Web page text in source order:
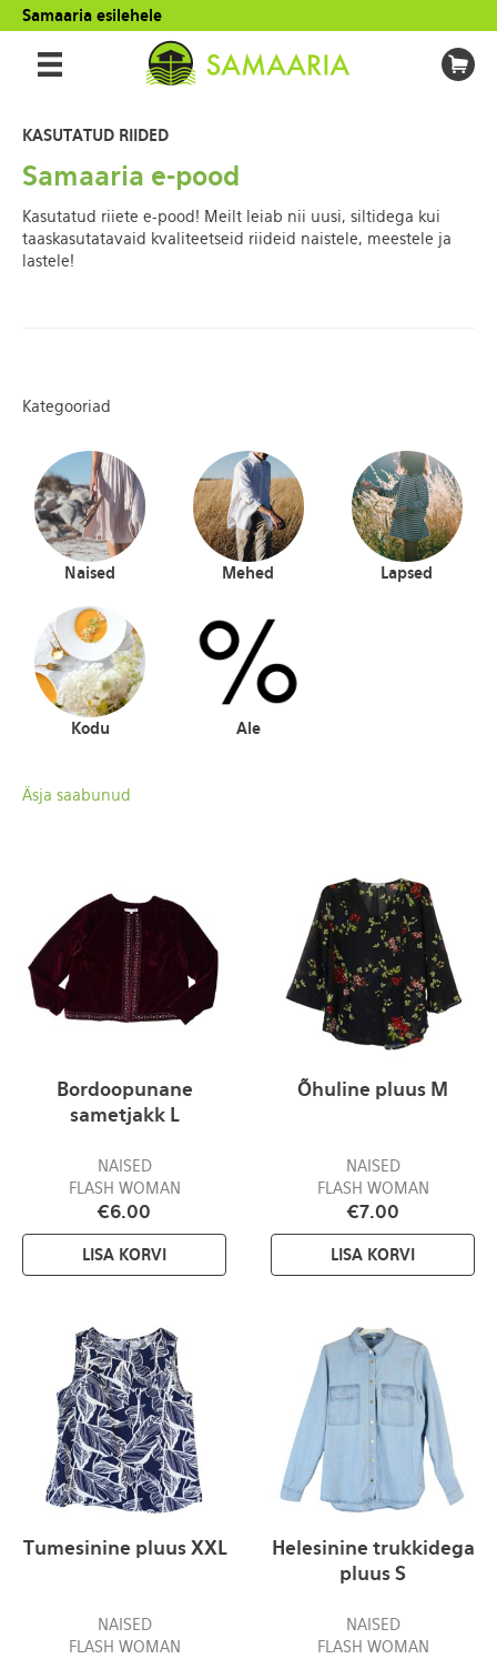
Samaaria esilehele
KASUTATUD RIIDED
Samaaria e-pood
Kasutatud riiete e-pood! Meilt leiab nii uusi, siltidega kui
taaskasutatavaid kvaliteetseid riideid naistele, meestele ja
lastele!
Kategooriad
Naised Mehed Lapsed
Kodu Ale
Äsja saabunud
Bordoopunane
sametjakk L
NAISED
FLASH WOMAN
€6.00
LISA KORVI
Õhuline pluus M
NAISED
FLASH WOMAN
€7.00
LISA KORVI
Tumesinine pluus XXL
NAISED
FLASH WOMAN
Helesinine trukkidega
pluus S
NAISED
FLASH WOMAN